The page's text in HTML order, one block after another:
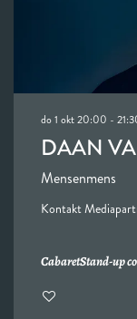
DAAN
Mensenmens
do 1 okt20:00 -
Kontakt
CabaretStand-up